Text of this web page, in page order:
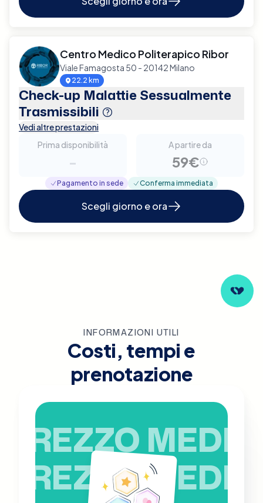
Centro Medico Politerapico Ribor
Viale Famagosta 50 - 20142 Milano
22.2 km
Check-up Malattie Sessualmente
Trasmissibili
Vedi altre prestazioni
Prima disponibilità
-
A partire da
59€
Pagamento in sede Conferma immediata
Scegli giorno e ora
INFORMAZIONI UTILI
Costi, tempi e
prenotazione
PREZZO MEDIO
PREZZO MEDIO